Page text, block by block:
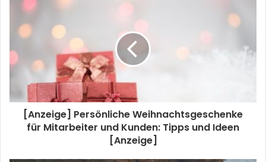
[Anzeige] Persönliche Weihnachtsgeschenke
für Mitarbeiter und Kunden: Tipps und Ideen
[Anzeige]